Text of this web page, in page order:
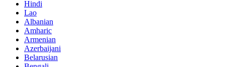
Hindi
Lao
Albanian
Amharic
Armenian
Azerbaijani
Belarusian